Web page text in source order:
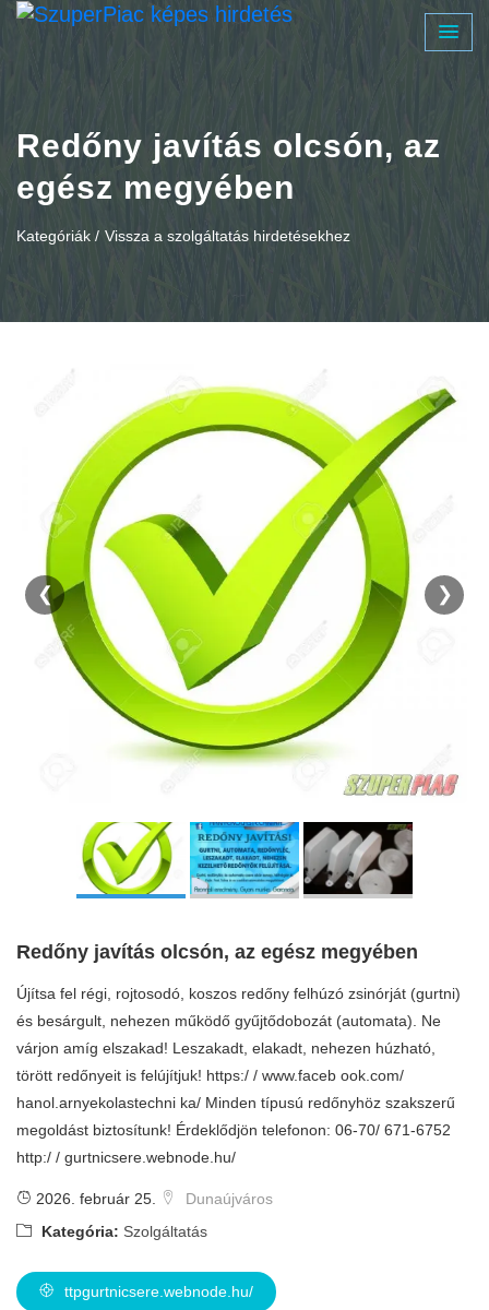
Redőny javítás olcsón, az
egész megyében
Kategóriák / Vissza a szolgáltatás hirdetésekhez
❮ ❯
Redőny javítás olcsón, az egész megyében
Újítsa fel régi, rojtosodó, koszos redőny felhúzó zsinórját (gurtni)
és besárgult, nehezen működő gyűjtődobozát (automata). Ne
várjon amíg elszakad! Leszakadt, elakadt, nehezen húzható,
törött redőnyeit is felújítjuk! https:/ / www.faceb ook.com/
hanol.arnyekolastechni ka/ Minden típusú redőnyhöz szakszerű
megoldást biztosítunk! Érdeklődjön telefonon: 06-70/ 671-6752
http:/ / gurtnicsere.webnode.hu/
2026. február 25.
Dunaújváros
Kategória: Szolgáltatás
ttpgurtnicsere.webnode.hu/